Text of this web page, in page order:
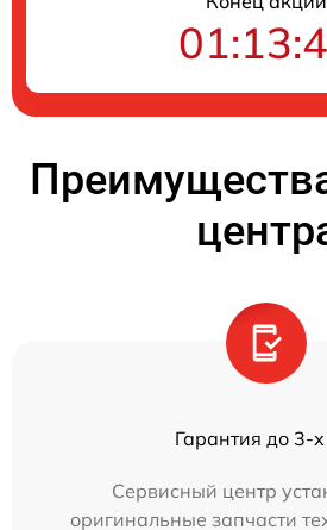
Гарантия до 3-х
Сервисный центр
оригинальные запчасти